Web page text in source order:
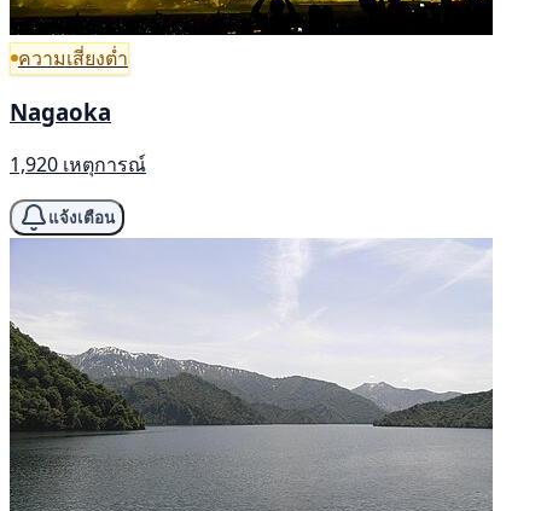
ความเสี่ยงต่ำ
Nagaoka
1,920 เหตุการณ์
แจ้งเตือน